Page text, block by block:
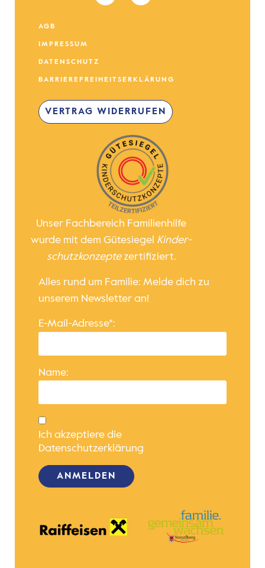
AGB
IMPRESSUM
DATENSCHUTZ
BARRIEREFREIHEITSERKLÄRUNG
VERTRAG WIDERRUFEN
Unser Fachbereich Familienhilfe
wurde mit dem Gütesiegel Kinder­
schutz­konzeptezertifiziert.
Alles rund um Familie: Melde dich zu
unserem Newsletter an!
E-Mail-Adresse*:
Name:
Ich akzeptiere die
Datenschutzerklärung